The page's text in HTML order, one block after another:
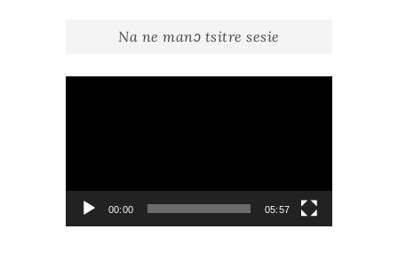
Na ne manɔ tsitre sesie
00:00 05:57